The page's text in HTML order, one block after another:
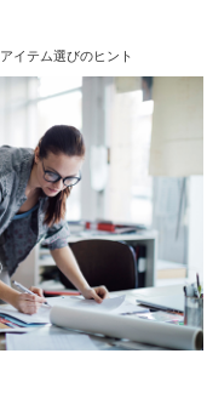
アイテム選びのヒント